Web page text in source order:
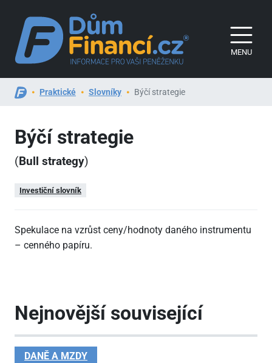
MENU
Praktické Slovníky Býčí strategie
Býčí strategie
(Bull strategy)
Investiční slovník
Spekulace na vzrůst ceny/hodnoty daného instrumentu
– cenného papíru.
Nejnovější související
DANĚ A MZDY